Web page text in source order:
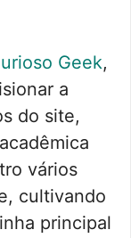
Geek,
a
do site,
vários
cultivando
principal